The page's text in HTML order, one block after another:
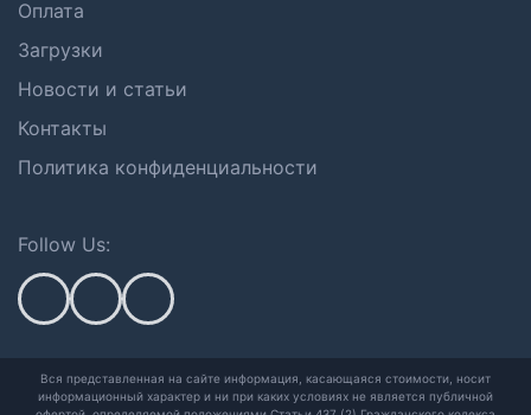
Оплата
Загрузки
Новости и статьи
Контакты
Политика конфиденциальности
Follow Us:
Вся представленная на сайте информация, касающаяся стоимости, носит
информационный характер и ни при каких условиях не является публичной